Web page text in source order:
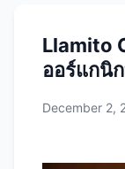
ไม่ยาก คุณต้
ทำ: หากต้อง
ท้องตลาด เ
Llamito
ออร์แกนิ
December 2,